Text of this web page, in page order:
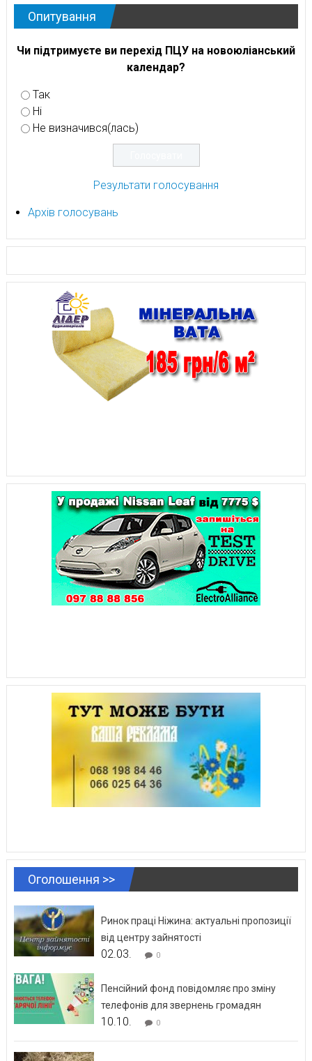
Опитування
Чи підтримуєте ви перехід ПЦУ на новоюліанський
календар?
Так
Ні
Не визначився(лась)
Результати голосування
Архів голосувань
Оголошення >>
Ринок праці Ніжина: актуальні пропозиції
від центру зайнятості
02.03. 0
Пенсійний фонд повідомляє про зміну
телефонів для звернень громадян
10.10. 0